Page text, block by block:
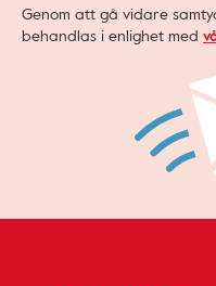
Genom att gå vidare
behandlas i enlighet med